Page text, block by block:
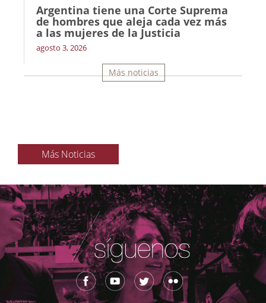
Argentina tiene una Corte Suprema
de hombres que aleja cada vez más
a las mujeres de la Justicia
agosto 3, 2026
Más noticias
Más Noticias